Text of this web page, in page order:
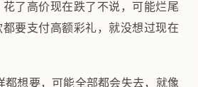
了高价现在跌了不说，可能烂尾
要支付高额彩礼，就没想过现在
都想要，可能全部都会失去，就像